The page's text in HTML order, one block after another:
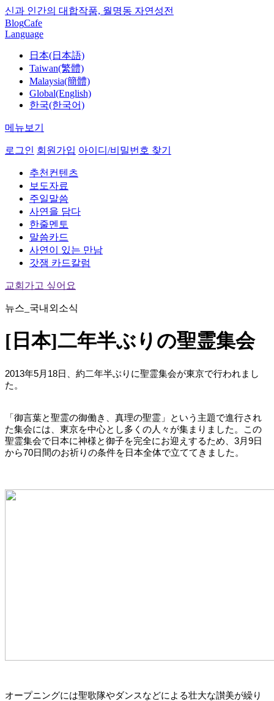
신과 인간의 대합작품, 월명동 자연성전
BlogCafe
Language
日本(日本語)
Taiwan(繁體)
Malaysia(簡體)
Global(English)
한국(한국어)
메뉴보기
로그인 회원가입 아이디/비밀번호 찾기
추천컨텐츠
보도자료
주일말씀
사연을 담다
한줄멘토
말씀카드
사연이 있는 만남
갓잼 카드칼럼
교회가고 싶어요
뉴스_국내외소식
[日本]二年半ぶりの聖霊集会
2013年5月18日、約二年半ぶりに聖霊集会が東京で行われまし
た。
「御言葉と聖霊の御働き、真理の聖霊」という主題で進行され
た集会には、東京を中心とし多くの人々が集まりました。
この
聖霊集会で日本に神様と御子を完全にお迎えするため、3月9日
から70日間のお祈りの条件を日本全体で立ててきました。
オープニングには聖歌隊やダンスなどによる壮大な讃美が繰り